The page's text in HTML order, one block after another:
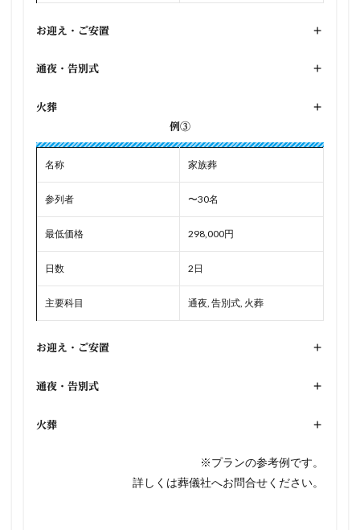
お迎え・ご安置 +
通夜・告別式 +
火葬
+
例③
名称 家族葬
参列者 〜30名
最低価格 298,000円
日数 2日
主要科目 通夜, 告別式, 火葬
お迎え・ご安置 +
通夜・告別式 +
火葬 +
※プランの参考例です。
詳しくは葬儀社へお問合せください。